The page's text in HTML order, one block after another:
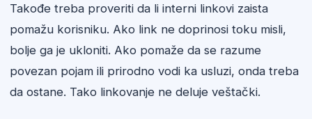
Takođe treba proveriti da li interni linkovi zaista
pomažu korisniku. Ako link ne doprinosi toku misli,
bolje ga je ukloniti. Ako pomaže da se razume
povezan pojam ili prirodno vodi ka usluzi, onda treba
da ostane. Tako linkovanje ne deluje veštački.